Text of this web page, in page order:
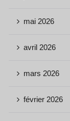
mai 2026
avril 2026
mars 2026
février 2026